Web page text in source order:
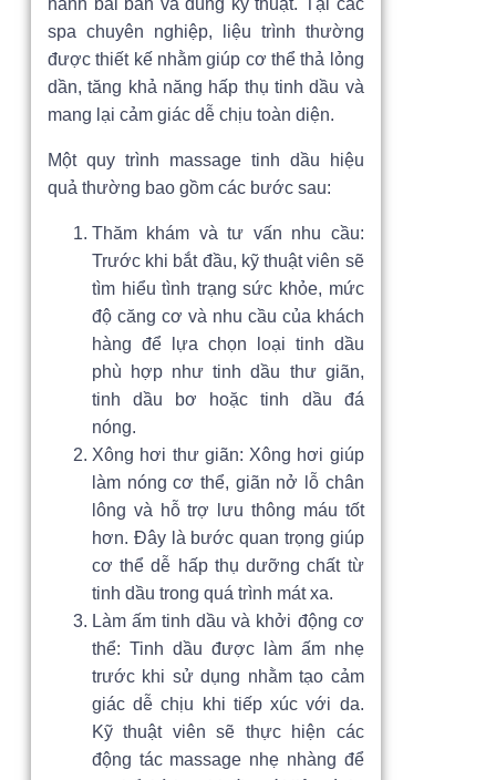
spa chuyên nghiệp, liệu trình thường
được thiết kế nhằm giúp cơ thể thả lỏng
dần, tăng khả năng hấp thụ tinh dầu và
mang lại cảm giác dễ chịu toàn diện.
Một quy trình massage tinh dầu hiệu
quả thường bao gồm các bước sau:
Thăm khám và tư vấn nhu cầu:
Trước khi bắt đầu, kỹ thuật viên sẽ
tìm hiểu tình trạng sức khỏe, mức
độ căng cơ và nhu cầu của khách
hàng để lựa chọn loại tinh dầu
phù hợp như tinh dầu thư giãn,
tinh dầu bơ hoặc tinh dầu đá
nóng.
Xông hơi thư giãn: Xông hơi giúp
làm nóng cơ thể, giãn nở lỗ chân
lông và hỗ trợ lưu thông máu tốt
hơn. Đây là bước quan trọng giúp
cơ thể dễ hấp thụ dưỡng chất từ
tinh dầu trong quá trình mát xa.
Làm ấm tinh dầu và khởi động cơ
thể: Tinh dầu được làm ấm nhẹ
trước khi sử dụng nhằm tạo cảm
giác dễ chịu khi tiếp xúc với da.
Kỹ thuật viên sẽ thực hiện các
động tác massage nhẹ nhàng để